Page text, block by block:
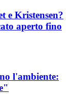
e Kristensen?
aperto fino
l'ambiente: